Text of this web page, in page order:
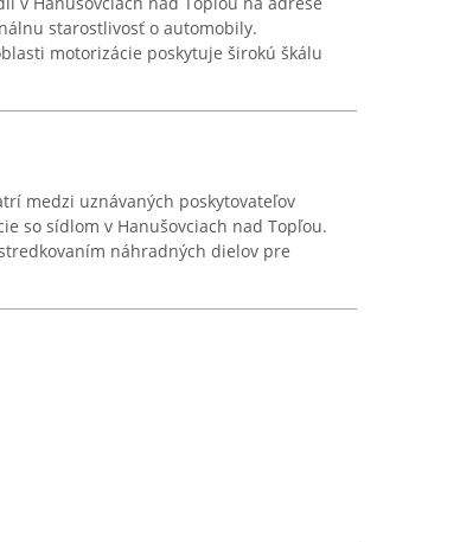
starostlivosť o automobily.
motorizácie poskytuje širokú škálu
medzi uznávaných poskytovateľov
so sídlom v Hanušovciach nad Topľou.
náhradných dielov pre